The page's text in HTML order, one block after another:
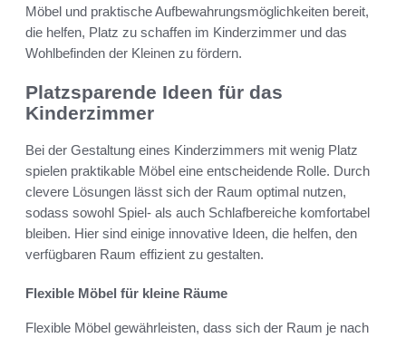
Möbel und praktische Aufbewahrungsmöglichkeiten bereit,
die helfen, Platz zu schaffen im Kinderzimmer und das
Wohlbefinden der Kleinen zu fördern.
Platzsparende Ideen für das
Kinderzimmer
Bei der Gestaltung eines Kinderzimmers mit wenig Platz
spielen praktikable Möbel eine entscheidende Rolle. Durch
clevere Lösungen lässt sich der Raum optimal nutzen,
sodass sowohl Spiel- als auch Schlafbereiche komfortabel
bleiben. Hier sind einige innovative Ideen, die helfen, den
verfügbaren Raum effizient zu gestalten.
Flexible Möbel für kleine Räume
Flexible Möbel gewährleisten, dass sich der Raum je nach